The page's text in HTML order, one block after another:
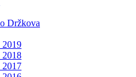
Držkova